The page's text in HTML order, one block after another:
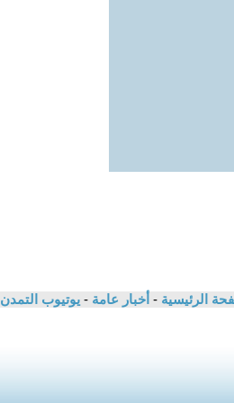
الرئيسية - أخبار عامة - يوتيوب التمدن